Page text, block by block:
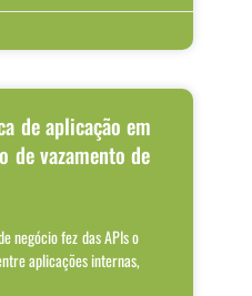
de aplicação em
de vazamento de
negócio fez das APIs o
aplicações internas,